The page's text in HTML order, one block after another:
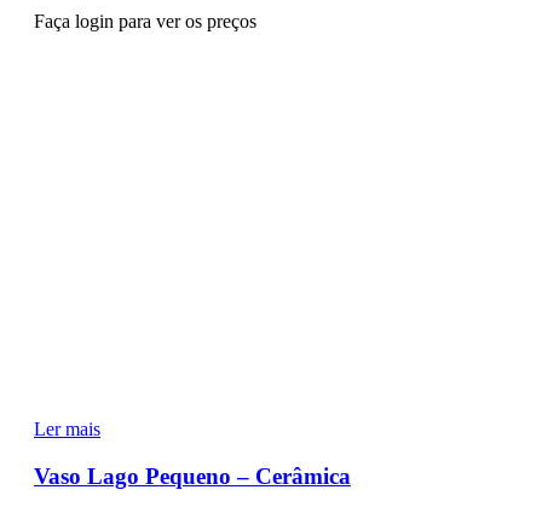
Faça login para ver os preços
Ler mais
Vaso Lago Pequeno – Cerâmica